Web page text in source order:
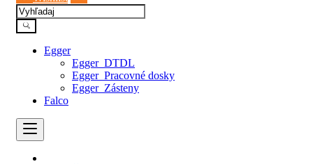
Egger
Egger_DTDL
Egger_Pracovné dosky
Egger_Zásteny
Falco